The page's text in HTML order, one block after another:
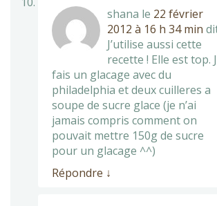
shana le 22 février
2012 à 16 h 34 min
J’utilise aussi cette
recette ! Elle est top.
fais un glacage avec du
philadelphia et deux cuilleres a
soupe de sucre glace (je n’ai
jamais compris comment on
pouvait mettre 150g de sucre
pour un glacage ^^)
Répondre ↓